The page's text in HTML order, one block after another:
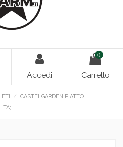
Accedi
0
Carrello
CASTELGARDEN PIATTO